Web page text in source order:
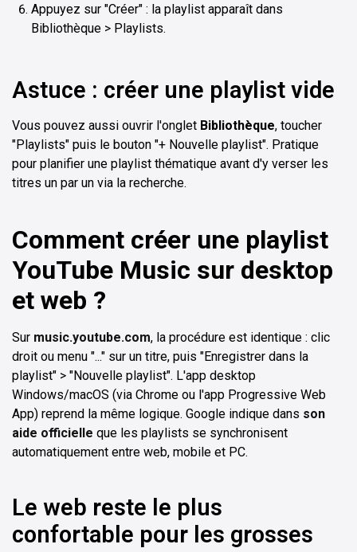
Appuyez sur "Créer" : la playlist apparaît dans
Bibliothèque > Playlists.
Astuce : créer une playlist vide
Vous pouvez aussi ouvrir l'onglet Bibliothèque, toucher
"Playlists" puis le bouton "+ Nouvelle playlist". Pratique
pour planifier une playlist thématique avant d'y verser les
titres un par un via la recherche.
Comment créer une playlist
YouTube Music sur desktop
et web ?
Sur music.youtube.com, la procédure est identique : clic
droit ou menu "..." sur un titre, puis "Enregistrer dans la
playlist" > "Nouvelle playlist". L'app desktop
Windows/macOS (via Chrome ou l'app Progressive Web
App) reprend la même logique. Google indique dans son
aide officielle que les playlists se synchronisent
automatiquement entre web, mobile et PC.
Le web reste le plus
confortable pour les grosses